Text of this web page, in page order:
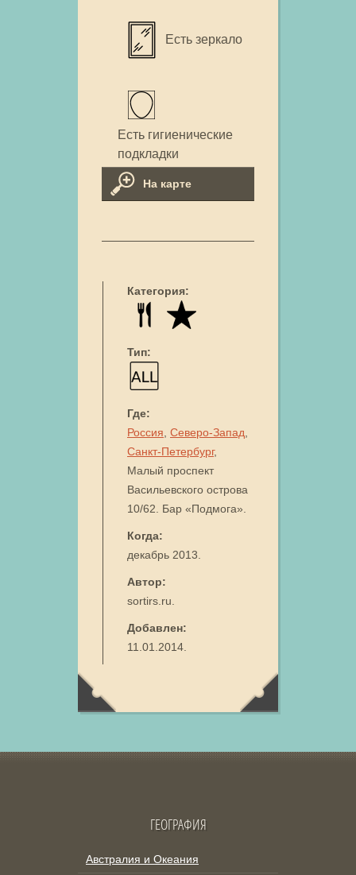
Есть зеркало
Есть гигиенические
подкладки
На карте
Категория:
Тип:
Где:
Россия Северо-Запад
Санкт-Петербург,
Малый проспект
Васильевского острова
10/62. Бар «Подмога».
Когда:
декабрь 2013.
Автор:
sortirs.ru.
Добавлен:
11.01.2014.
ГЕОГРАФИЯ
Австралия и Океания